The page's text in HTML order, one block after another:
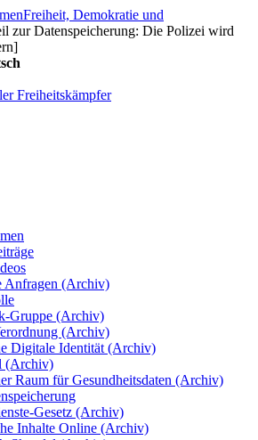
Freiheit, Demokratie und
zur Datenspeicherung: Die Polizei wird
Anfragen (Archiv)
Gruppe (Archiv)
(Archiv)
Digitale Identität (Archiv)
(Archiv)
Raum für Gesundheitsdaten (Archiv)
Gesetz (Archiv)
Inhalte Online (Archiv)